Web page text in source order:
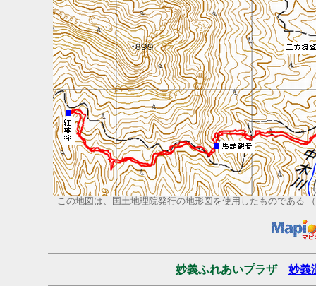
この地図は、国土地理院発行の地形図を使用したものである
妙義ふれあいプラザ 妙義